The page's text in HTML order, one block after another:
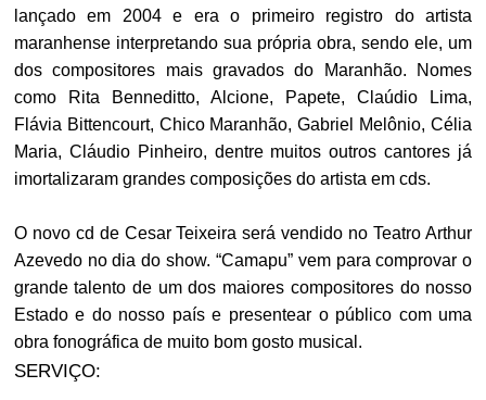
lançado em 2004 e era o primeiro registro do artista
maranhense interpretando sua própria obra, sendo ele, um
dos compositores mais gravados do Maranhão. Nomes
como Rita Benneditto, Alcione, Papete, Claúdio Lima,
Flávia Bittencourt, Chico Maranhão, Gabriel Melônio, Célia
Maria, Cláudio Pinheiro, dentre muitos outros cantores já
imortalizaram grandes composições do artista em cds.
O novo cd de Cesar Teixeira será vendido no Teatro Arthur
Azevedo no dia do show. “Camapu” vem para comprovar o
grande talento de um dos maiores compositores do nosso
Estado e do nosso país e presentear o público com uma
obra fonográfica de muito bom gosto musical.
SERVIÇO: